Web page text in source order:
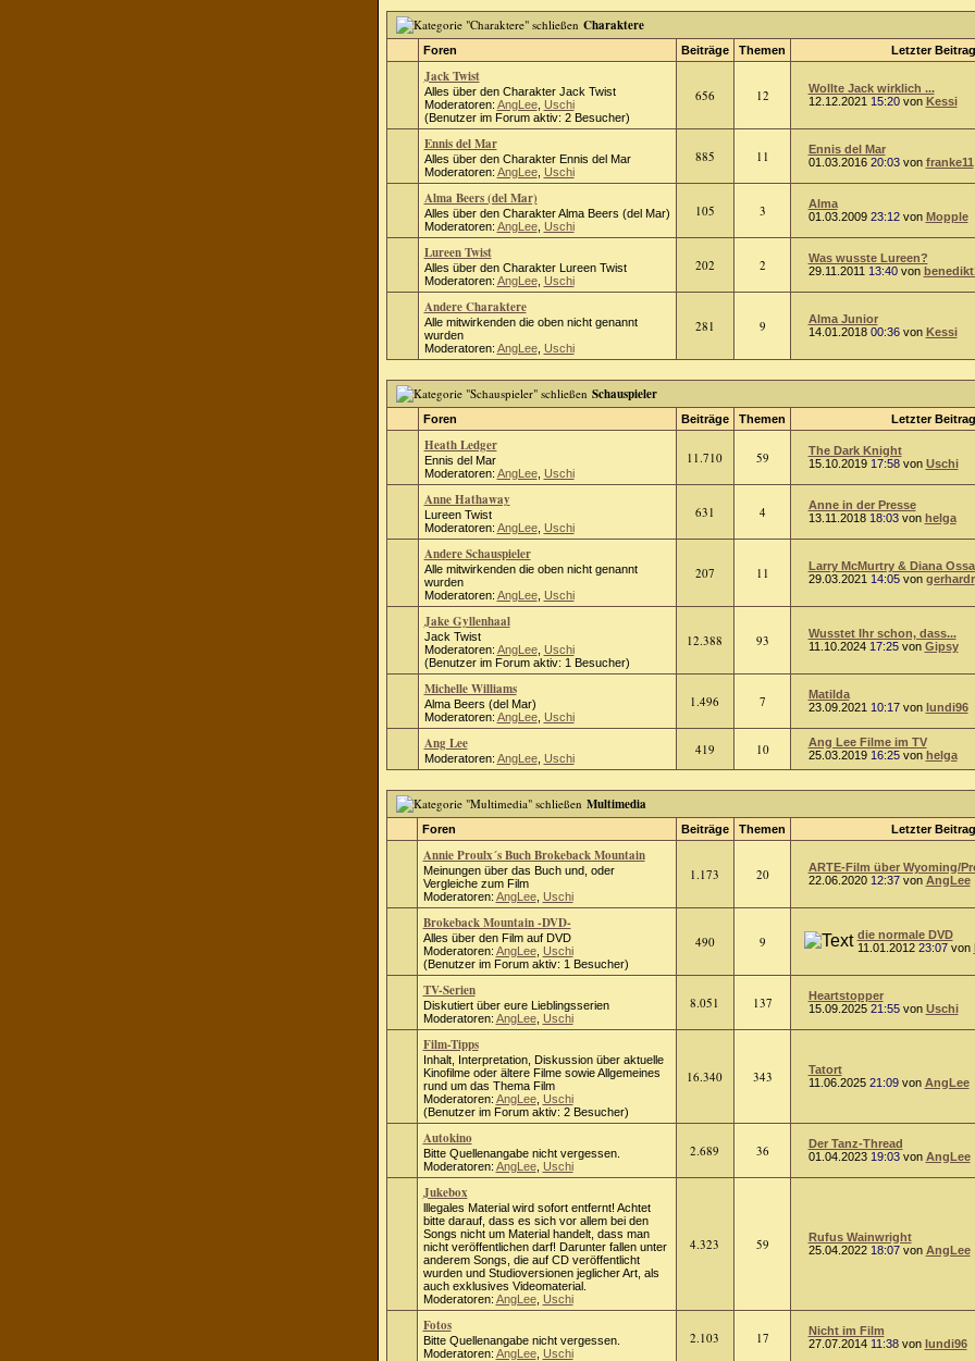
Charaktere
Foren Beiträge Themen Letzter Beitrag
Jack Twist
Alles über den Charakter Jack Twist
Moderatoren: AngLee, Uschi
(Benutzer im Forum aktiv: 2 Besucher)
656 12
Wollte Jack wirklich ...
12.12.2021 15:20von Kessi
Ennis del Mar
Alles über den Charakter Ennis del Mar
Moderatoren: AngLee, Uschi
885 11
Ennis del Mar
01.03.2016 20:03von franke11
Alma Beers (del Mar)
Alles über den Charakter Alma Beers (del Mar)
Moderatoren: AngLee, Uschi
105 3
Alma
01.03.2009 23:12von Mopple
Lureen Twist
Alles über den Charakter Lureen Twist
Moderatoren: AngLee, Uschi
202 2
Was wusste Lureen?
29.11.2011 13:40von
Andere Charaktere
Alle mitwirkenden die oben nicht genannt
wurden
Moderatoren: AngLee, Uschi
281 9
Alma Junior
14.01.2018 00:36von Kessi
Schauspieler
Foren Beiträge Themen Letzter Beitrag
Heath Ledger
Ennis del Mar
Moderatoren: AngLee, Uschi
11.710 59
The Dark Knight
15.10.2019 17:58von Uschi
Anne Hathaway
Lureen Twist
Moderatoren: AngLee, Uschi
631 4
Anne in der Presse
13.11.2018 18:03von helga
Andere Schauspieler
Alle mitwirkenden die oben nicht genannt
wurden
Moderatoren: AngLee, Uschi
207 11
Larry McMurtry & Diana
29.03.2021 14:05von gerhardr
Jake Gyllenhaal
Jack Twist
Moderatoren: AngLee, Uschi
(Benutzer im Forum aktiv: 1 Besucher)
12.388 93
Wusstet Ihr schon, dass...
11.10.2024 17:25von Gipsy
Michelle Williams
Alma Beers (del Mar)
Moderatoren: AngLee, Uschi
1.496 7
Matilda
23.09.2021 10:17von lundi96
Ang Lee
Moderatoren: AngLee, Uschi
419 10
Ang Lee Filme im TV
25.03.2019 16:25von helga
Multimedia
Foren Beiträge Themen Letzter Beitrag
Annie Proulx´s Buch Brokeback Mountain
Meinungen über das Buch und, oder
Vergleiche zum Film
Moderatoren: AngLee, Uschi
1.173 20
ARTE-Film über Wyoming/
22.06.2020 12:37von AngLee
Brokeback Mountain -DVD-
Alles über den Film auf DVD
Moderatoren: AngLee, Uschi
(Benutzer im Forum aktiv: 1 Besucher)
490 9
die normale DVD
11.01.2012 23:07von
TV-Serien
Diskutiert über eure Lieblingsserien
Moderatoren: AngLee, Uschi
8.051 137
Heartstopper
15.09.2025 21:55von Uschi
Film-Tipps
Inhalt, Interpretation, Diskussion über aktuelle
Kinofilme oder ältere Filme sowie Allgemeines
rund um das Thema Film
Moderatoren: AngLee, Uschi
(Benutzer im Forum aktiv: 2 Besucher)
16.340 343
Tatort
11.06.2025 21:09von AngLee
Autokino
Bitte Quellenangabe nicht vergessen.
Moderatoren: AngLee, Uschi
2.689 36
Der Tanz-Thread
01.04.2023 19:03von AngLee
Jukebox
lllegales Material wird sofort entfernt! Achtet
bitte darauf, dass es sich vor allem bei den
Songs nicht um Material handelt, dass man
nicht veröffentlichen darf! Darunter fallen unter
anderem Songs, die auf CD veröffentlicht
wurden und Studioversionen jeglicher Art, als
auch exklusives Videomaterial.
Moderatoren: AngLee, Uschi
4.323 59
Rufus Wainwright
25.04.2022 18:07von AngLee
Fotos
Bitte Quellenangabe nicht vergessen.
Moderatoren: AngLee, Uschi
2.103 17
Nicht im Film
27.07.2014 11:38von lundi96